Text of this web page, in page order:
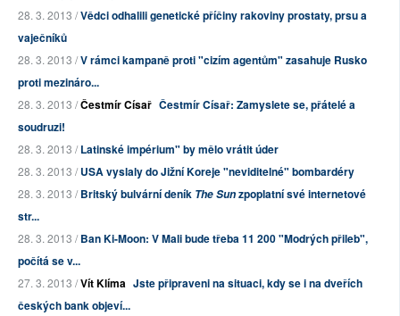
28. 3. 2013 /Vědci odhalili genetické příčiny rakoviny prostaty, prsu a
vaječníků
28. 3. 2013 /V rámci kampaně proti "cizím agentům" zasahuje Rusko
proti mezináro...
28. 3. 2013 /Čestmír Císař Čestmír Císař: Zamyslete se, přátelé a
soudruzi!
28. 3. 2013 /Latinské impérium" by mělo vrátit úder
28. 3. 2013 /USA vyslaly do Jižní Koreje "neviditelné" bombardéry
28. 3. 2013 /Britský bulvární deník The Sunzpoplatní své internetové
str...
28. 3. 2013 /Ban Ki-Moon: V Mali bude třeba 11 200 "Modrých přileb",
počítá se v...
27. 3. 2013 /Vít Klíma Jste připraveni na situaci, kdy se i na dveřích
českých bank objeví...